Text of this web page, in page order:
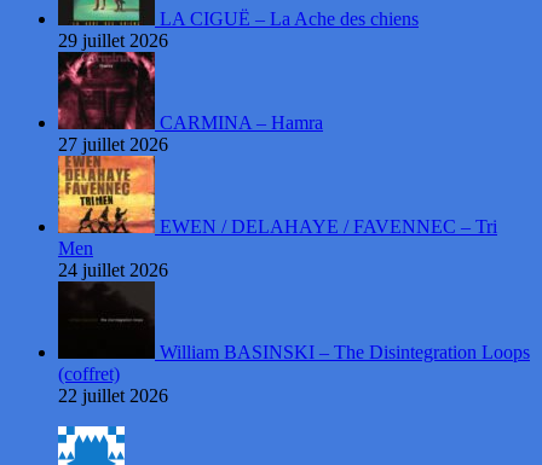
LA CIGUË – La Ache des chiens
29 juillet 2026
CARMINA – Hamra
27 juillet 2026
EWEN / DELAHAYE / FAVENNEC – Tri
Men
24 juillet 2026
William BASINSKI – The Disintegration Loops
(coffret)
22 juillet 2026